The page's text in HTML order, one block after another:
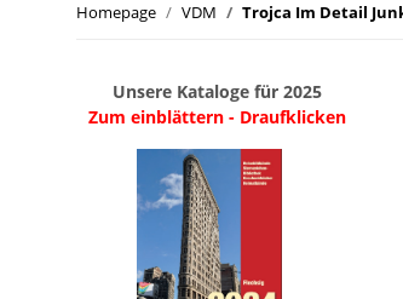
Homepage VDM Trojca Im Detail
Unsere Kataloge für 2025
Zum einblättern - Draufklicken